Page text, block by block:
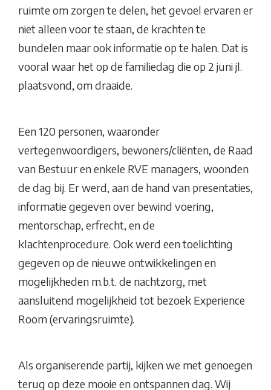
ruimte om zorgen te delen, het gevoel ervaren er
niet alleen voor te staan, de krachten te
bundelen maar ook informatie op te halen. Dat is
vooral waar het op de familiedag die op 2 juni jl.
plaatsvond, om draaide.
Een 120 personen, waaronder
vertegenwoordigers, bewoners/cliënten, de Raad
van Bestuur en enkele RVE managers, woonden
de dag bij. Er werd, aan de hand van presentaties,
informatie gegeven over bewind voering,
mentorschap, erfrecht, en de
klachtenprocedure. Ook werd een toelichting
gegeven op de nieuwe ontwikkelingen en
mogelijkheden m.b.t. de nachtzorg, met
aansluitend mogelijkheid tot bezoek Experience
Room (ervaringsruimte).
Als organiserende partij, kijken we met genoegen
terug op deze mooie en ontspannen dag. Wij